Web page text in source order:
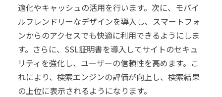
適化やキャッシュの活用を行います。次に、モバイ
ルフレンドリーなデザインを導入し、スマートフォ
ンからのアクセスでも快適に利用できるようにしま
す。さらに、SSL証明書を導入してサイトのセキュ
リティを強化し、ユーザーの信頼性を高めます。こ
れにより、検索エンジンの評価が向上し、検索結果
の上位に表示されるようになります。